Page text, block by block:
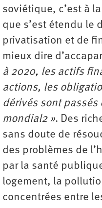
soviétique, c’est à
que s’est étendu le
privatisation et de
mieux dire
à 2020, les actifs
actions, les
dérivés sont passés
mondial2». Des
sans doute de
des problèmes de
par la santé
logement, la
concentrées entre